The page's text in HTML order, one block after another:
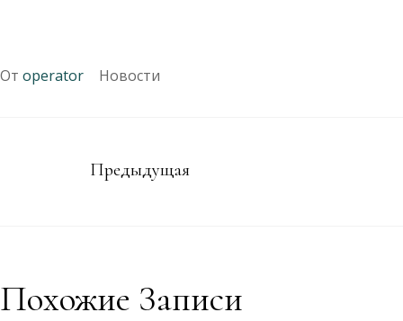
От operator Новости
Предыдущая
Похожие Записи